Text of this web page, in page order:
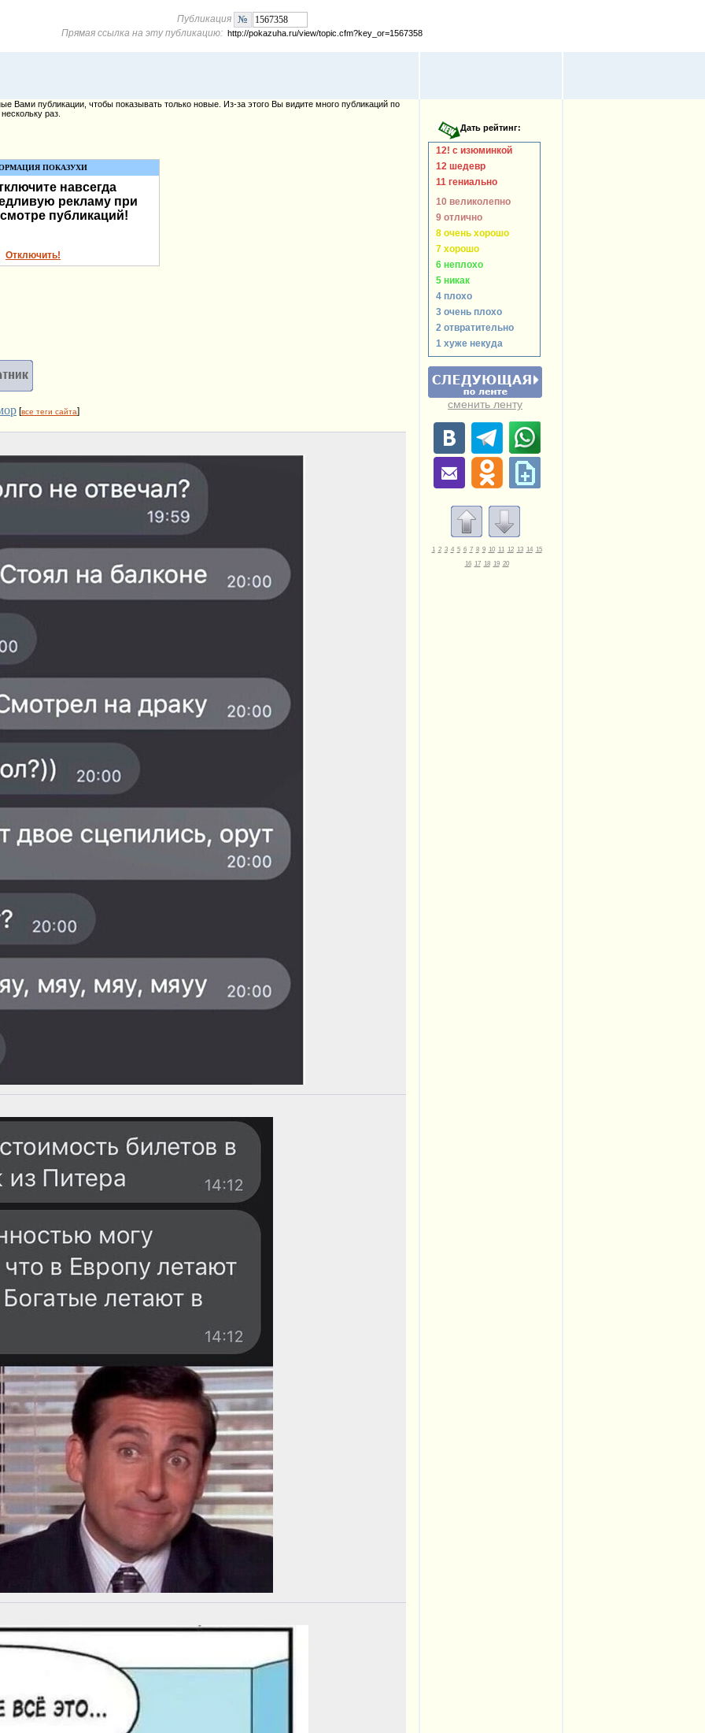
Публикация
Прямая ссылка на эту публикацию: http://pokazuha.ru/view/topic.cfm?key_or=1567358
публикации, чтобы показывать только новые. Из-за этого Вы видите много публикаций по
нескольку раз.
ПОКАЗУХИ
навсегда
рекламу при
публикаций!
Отключить!
[все теги сайта]
12! с изюминкой
12 шедевр
11 гениально
10 великолепно
9 отлично
8 очень хорошо
7 хорошо
6 неплохо
5 никак
4 плохо
3 очень плохо
2 отвратительно
1 хуже некуда
сменить ленту
1 2 3 4 5 6 7 8 9 10 11 12 13 14 15
16 17 18 19 20